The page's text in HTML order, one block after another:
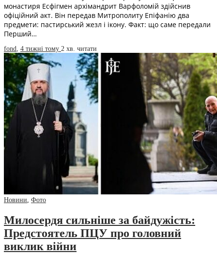
монастиря Есфігмен архімандрит Варфоломій здійснив
офіційний акт. Він передав Митрополиту Епіфанію два
предмети: пастирський жезл і ікону. Факт: що саме передали
Перший…
fond, 4 тижні тому 2 хв. читати
Новини, Фото
Милосердя сильніше за байдужість:
Предстоятель ПЦУ про головний
виклик війни